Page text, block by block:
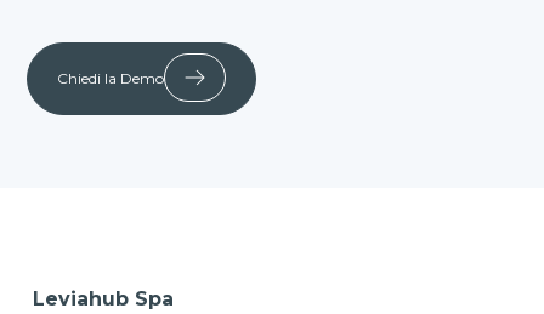
Chiedi la Demo
Leviahub Spa